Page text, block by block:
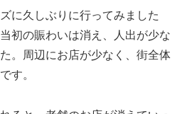
に久しぶりに行ってみました
初の賑わいは消え、人出が少な
。周辺にお店が少なく、街全体
す。